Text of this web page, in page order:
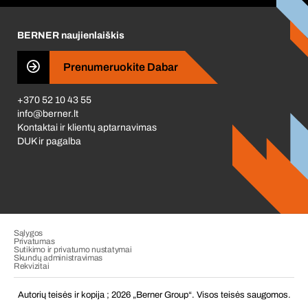
Business Conduct
BERNER naujienlaiškis
Prenumeruokite Dabar
+370 52 10 43 55
info@berner.lt
Kontaktai ir klientų aptarnavimas
DUK ir pagalba
Autorių teisės ir kopija ; 2026 „Berner Group“. Visos teisės saugomos.
Sąlygos
Privatumas
Sutikimo ir privatumo nustatymai
Skundų administravimas
Rekvizitai